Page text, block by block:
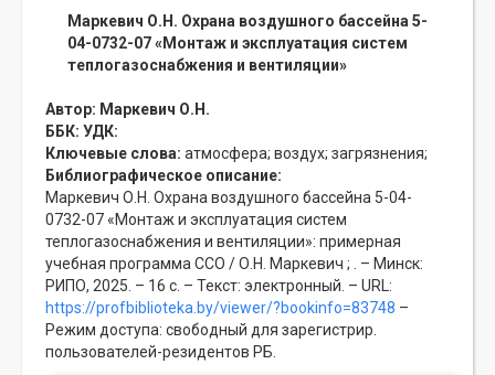
Маркевич О.Н. Охрана воздушного бассейна 5-
04-0732-07 «Монтаж и эксплуатация систем
теплогазоснабжения и вентиляции»
Автор: Маркевич О.Н.
ББК: УДК:
Ключевые слова: атмосфера; воздух; загрязнения;
Библиографическое описание:
Маркевич О.Н. Охрана воздушного бассейна 5-04-
0732-07 «Монтаж и эксплуатация систем
теплогазоснабжения и вентиляции»: примерная
учебная программа ССО / О.Н. Маркевич ; . – Минск:
РИПО, 2025. – 16 с. – Текст: электронный. – URL:
https://profbiblioteka.by/viewer/?bookinfo=83748 –
Режим доступа: свободный для зарегистрир.
пользователей-резидентов РБ.